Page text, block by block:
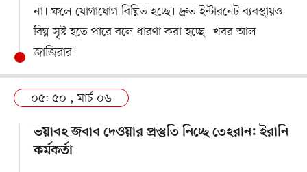
না। ফলে যোগাযোগ বিঘ্নিত হচ্ছে। দ্রুত ইন্টারনেট ব্যবস্থায়ও
বিঘ্ন সৃষ্ট হতে পারে বলে ধারণা করা হচ্ছে। খবর আল
জাজিরার।
০৫: ৫০ , মার্চ ০৬
ভয়াবহ জবাব দেওয়ার প্রস্তুতি নিচ্ছে তেহরান: ইরানি
কর্মকর্তা